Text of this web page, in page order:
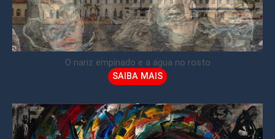
O nariz empinado e a água no rosto
SAIBA MAIS